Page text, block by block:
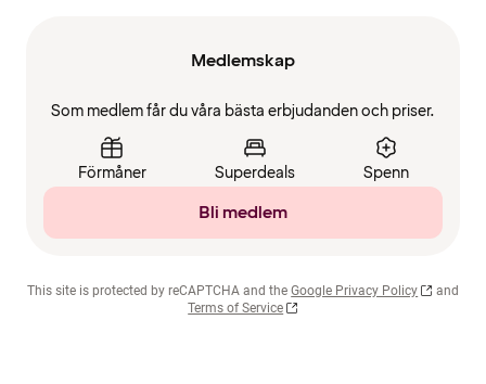
Medlemskap
Som medlem får du våra bästa erbjudanden och priser.
Förmåner Superdeals Spenn
Bli medlem
This site is protected by reCAPTCHA and the Google Privacy Policy
and
Terms of Service